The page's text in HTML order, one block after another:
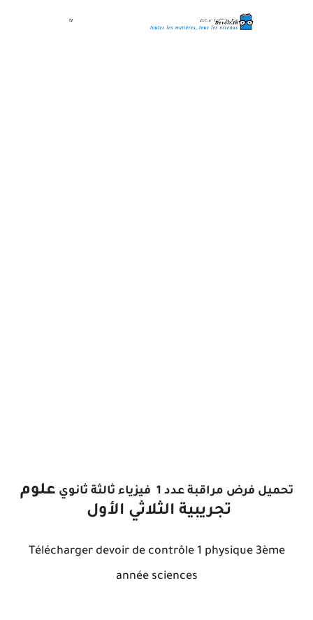
تحميل فرض مراقبة عدد 1 فيزياء ثالثة ثانوي
علوم
تجريبية الثلاثي الأول
Télécharger devoir de contrôle 1 physique 3ème
année sciences